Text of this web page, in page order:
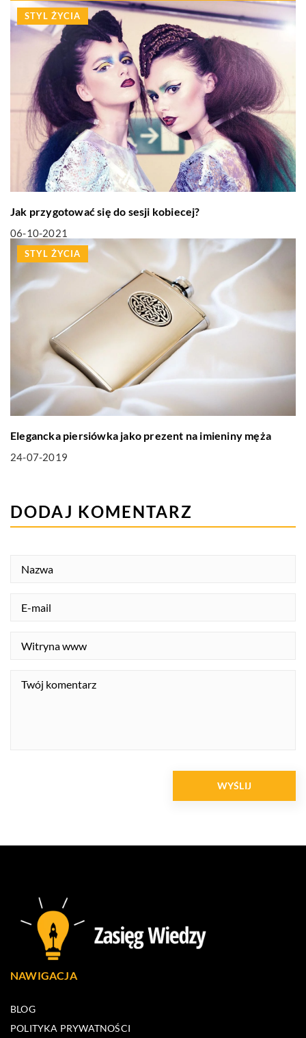
STYL ŻYCIA
Jak przygotować się do sesji kobiecej?
06-10-2021
STYL ŻYCIA
Elegancka piersiówka jako prezent na imieniny męża
24-07-2019
DODAJ KOMENTARZ
NAWIGACJA
BLOG
POLITYKA PRYWATNOŚCI